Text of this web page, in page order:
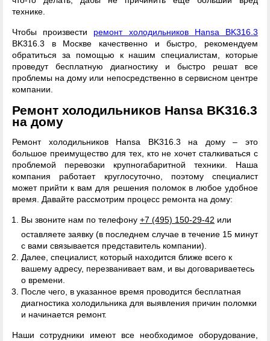
технике.
Чтобы произвести ремонт холодильников Hansa BK316.3
BK316.3 в Москве качественно и быстро, рекомендуем
обратиться за помощью к нашим специалистам, которые
проведут бесплатную диагностику и быстро решат все
проблемы на дому или непосредственно в сервисном центре
компании.
Ремонт холодильников Hansa BK316.3
на дому
Ремонт холодильников Hansa BK316.3 на дому – это
большое преимущество для тех, кто не хочет сталкиваться с
проблемой перевозки крупногабаритной техники. Наша
компания работает круглосуточно, поэтому специалист
может прийти к вам для решения поломок в любое удобное
время. Давайте рассмотрим процесс ремонта на дому:
Вы звоните нам по телефону +7 (495) 150-29-42 или
оставляете заявку (в последнем случае в течение 15 минут
с вами связывается представитель компании).
Далее, специалист, который находится ближе всего к
вашему адресу, перезванивает вам, и вы договариваетесь
о времени.
После чего, в указанное время проводится бесплатная
диагностика холодильника для выявления причин поломки
и начинается ремонт.
Наши сотрудники имеют все необходимое оборудование,